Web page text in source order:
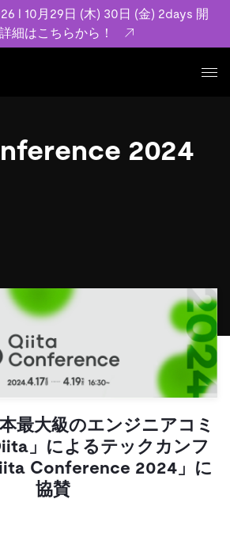
l 10月29日 (木) 30日 (金) 2days 開
詳細はこちらから！
タベースで高可用性と水平スケー
模データをリアルタイムで処理でき
TiDB Self-Managed
OSS Insight
ードの近代化
スライド
Developer Hub
認定資格試験
ウドサービス契約、SLA、利用規約、
ーなど、契約関連の情報を紹介しま
性、可用性、安全性について紹介し
TiDB
無料で始める
2024
最大級のエンジニアコミ
」によるテックカンフ
Conference 2024」に
協賛